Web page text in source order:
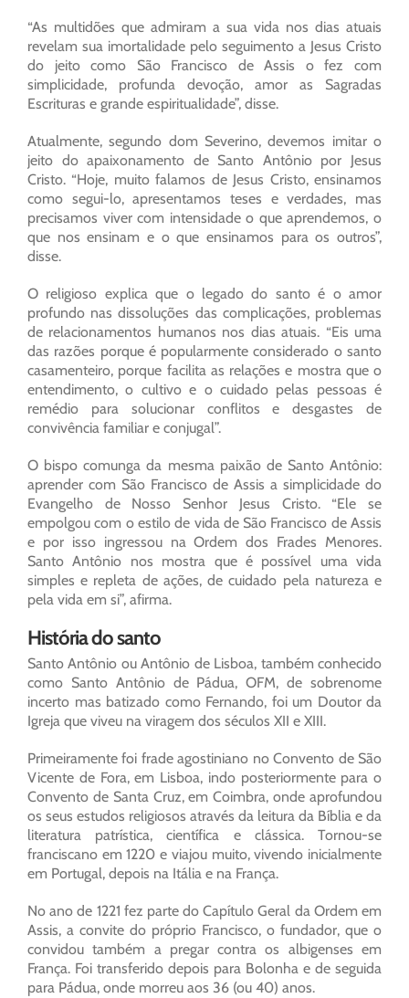
“As multidões que admiram a sua vida nos dias atuais
revelam sua imortalidade pelo seguimento a Jesus Cristo
do jeito como São Francisco de Assis o fez com
simplicidade, profunda devoção, amor as Sagradas
Escrituras e grande espiritualidade”, disse.
Atualmente, segundo dom Severino, devemos imitar o
jeito do apaixonamento de Santo Antônio por Jesus
Cristo. “Hoje, muito falamos de Jesus Cristo, ensinamos
como segui-lo, apresentamos teses e verdades, mas
precisamos viver com intensidade o que aprendemos, o
que nos ensinam e o que ensinamos para os outros”,
disse.
O religioso explica que o legado do santo é o amor
profundo nas dissoluções das complicações, problemas
de relacionamentos humanos nos dias atuais. “Eis uma
das razões porque é popularmente considerado o santo
casamenteiro, porque facilita as relações e mostra que o
entendimento, o cultivo e o cuidado pelas pessoas é
remédio para solucionar conflitos e desgastes de
convivência familiar e conjugal”.
O bispo comunga da mesma paixão de Santo Antônio:
aprender com São Francisco de Assis a simplicidade do
Evangelho de Nosso Senhor Jesus Cristo. “Ele se
empolgou com o estilo de vida de São Francisco de Assis
e por isso ingressou na Ordem dos Frades Menores.
Santo Antônio nos mostra que é possível uma vida
simples e repleta de ações, de cuidado pela natureza e
pela vida em si”, afirma.
História do santo
Santo Antônio ou Antônio de Lisboa, também conhecido
como Santo Antônio de Pádua, OFM, de sobrenome
incerto mas batizado como Fernando, foi um Doutor da
Igreja que viveu na viragem dos séculos XII e XIII.
Primeiramente foi frade agostiniano no Convento de São
Vicente de Fora, em Lisboa, indo posteriormente para o
Convento de Santa Cruz, em Coimbra, onde aprofundou
os seus estudos religiosos através da leitura da Bíblia e da
literatura patrística, científica e clássica. Tornou-se
franciscano em 1220 e viajou muito, vivendo inicialmente
em Portugal, depois na Itália e na França.
No ano de 1221 fez parte do Capítulo Geral da Ordem em
Assis, a convite do próprio Francisco, o fundador, que o
convidou também a pregar contra os albigenses em
França. Foi transferido depois para Bolonha e de seguida
para Pádua, onde morreu aos 36 (ou 40) anos.